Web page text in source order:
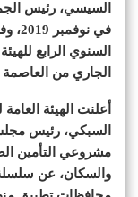
السيسي، رئيس
في
الجاري من العاصمة
أعلنت الهيئة
السبكي، رئيس
مشروعي التأمين
والسكان، عن سلسلة